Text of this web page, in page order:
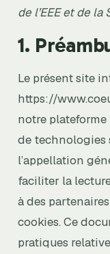
Bien-être
de l’EEE et de la
1.
Le présent site
https://
notre
de technologies
l’appellation
faciliter la
à des
cookies. Ce
pratiques